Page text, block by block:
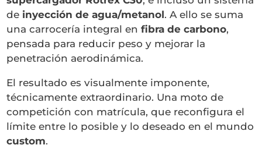
de inyección de agua/metanol. A ello se suma
una carrocería integral enfibra de carbono,
pensada para reducir peso y mejorar la
penetración aerodinámica.
El resultado es visualmente imponente,
técnicamente extraordinario. Una moto de
competición con matrícula, que reconfigura el
límite entre lo posible y lo deseado en el mundo
custom.